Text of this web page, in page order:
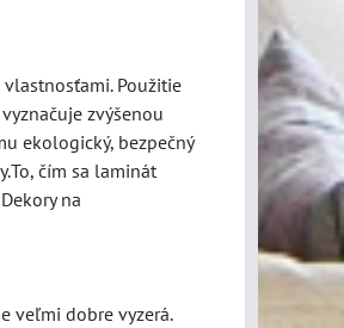
Použitie
zvýšenou
ekologický, bezpečný
čím sa laminát
na
veľmi dobre vyzerá.